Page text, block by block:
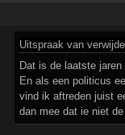
Uitspraak van
Dat is de laatste
En als een politicus
vind ik aftreden juist
dan mee dat ie niet